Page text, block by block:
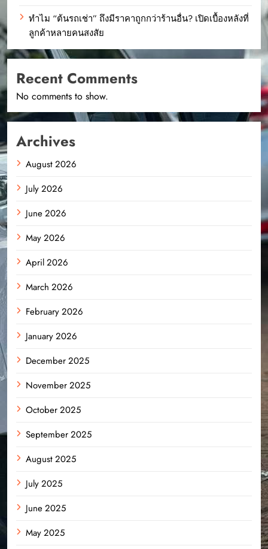
ทำไม “ต้นรถเช่า” ถึงมีราคาถูกกว่าร้านอื่น? เปิดเบื้องหลังที่
ลูกค้าหลายคนสงสัย
Recent Comments
No comments to show.
Archives
August 2026
July 2026
June 2026
May 2026
April 2026
March 2026
February 2026
January 2026
December 2025
November 2025
October 2025
September 2025
August 2025
July 2025
June 2025
May 2025